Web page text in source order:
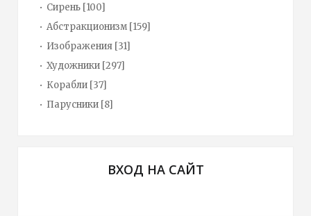
Сирень [100]
Абстракционизм [159]
Изображения [31]
Художники [297]
Корабли [37]
Парусники [8]
ВХОД НА САЙТ